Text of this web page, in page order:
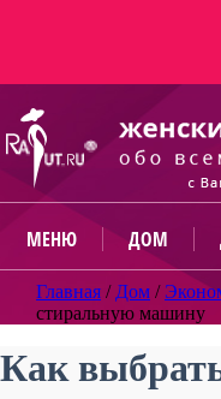
МЕНЮ ДОМ
Главная / Дом /
стиральную машину
Как